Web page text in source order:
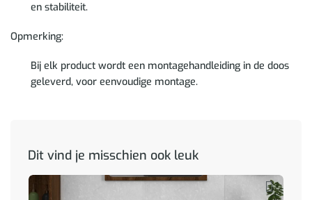
en stabiliteit.
Opmerking:
Bij elk product wordt een montagehandleiding in de doos
geleverd, voor eenvoudige montage.
Dit vind je misschien ook leuk